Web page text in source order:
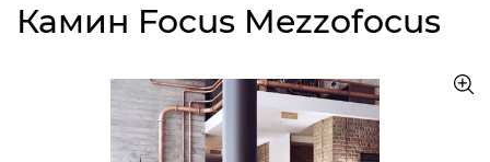
Камин Focus Mezzofocus